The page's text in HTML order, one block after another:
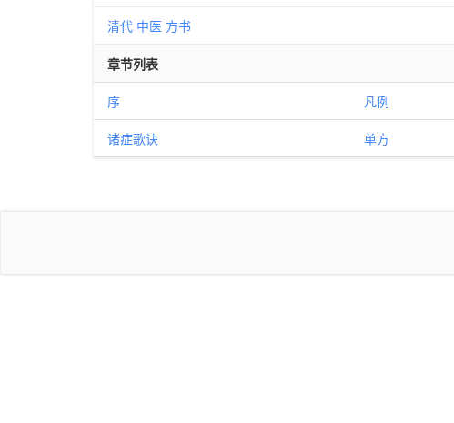
清代 中医 方书
章节列表
序 凡例
诸症歌诀 单方